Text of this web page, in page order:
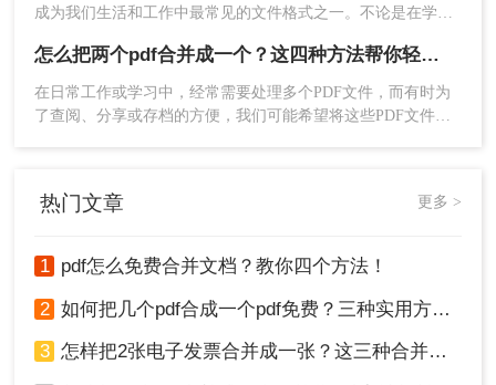
3、最后，点击确定，PDF编辑器就会合并功能栏中
的PDF文件了，具体效果如下图所示。
总结：
成为我们生活和工作中最常见的文件格式之一。不论是在学
件合并成一个的情况。那么多个pdf怎么合并成一个pdf呢？本
文将提供一份详细的操作指南，帮助您轻松合并多个PDF文
件，并提供一些实用技巧，以便更好地利用PDF文件。
怎么把两个pdf合并成一个？这四种方法帮你轻松搞定！
在日常工作或学习中，经常需要处理多个PDF文件，而有时为
了查阅、分享或存档的方便，我们可能希望将这些PDF文件合
热门文章 更多 >
1 pdf怎么免费合并文档？教你四个方法！
2 如何把几个pdf合成一个pdf免费？三种实用方法分享！
3 怎样把2张电子发票合并成一张？这三种合并方法学习一下!